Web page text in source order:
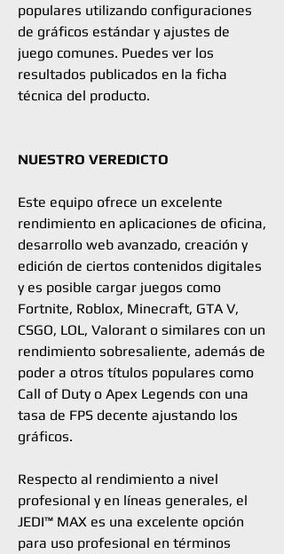
populares utilizando configuraciones
de gráficos estándar y ajustes de
juego comunes. Puedes ver los
resultados publicados en la ficha
técnica del producto.
NUESTRO VEREDICTO
Este equipo ofrece un excelente
rendimiento en aplicaciones de oficina,
desarrollo web avanzado, creación y
edición de ciertos contenidos digitales
y es posible cargar juegos como
Fortnite, Roblox, Minecraft, GTA V,
CSGO, LOL, Valorant o similares con un
rendimiento sobresaliente, además de
poder a otros títulos populares como
Call of Duty o Apex Legends con una
tasa de FPS decente ajustando los
gráficos.
Respecto al rendimiento a nivel
profesional y en líneas generales, el
JEDI™ MAX es una excelente opción
para uso profesional en términos